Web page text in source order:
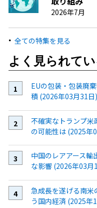
2026年7月
全ての特集を見る
よく見られて
EUの包装・包装廃
積 (2026年03月31日)
不確実なトランプ
の可能性は (2025年
中国のレアアース輸
な影響 (2026年03月
急成長を遂げる南米
う国内経済 (2025年